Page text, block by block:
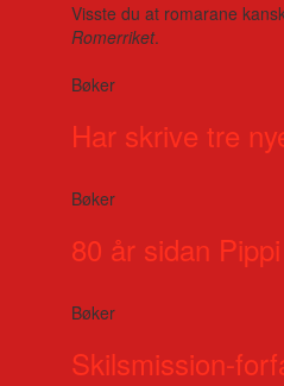
Visste du at romarane
Romerriket.
Bøker
Har skrive tre
Bøker
80 år sidan
Bøker
Skilsmission-